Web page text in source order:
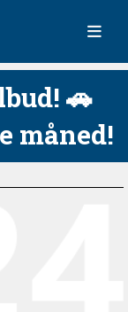
🚗
måned!